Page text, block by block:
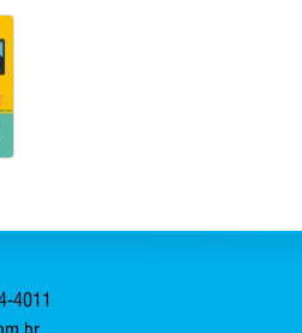
4011